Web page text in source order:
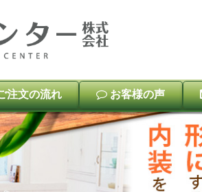
注文の流れ お客様の声